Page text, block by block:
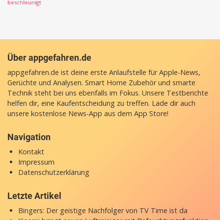
beschleunigt
Über appgefahren.de
appgefahren.de ist deine erste Anlaufstelle für Apple-News,
Gerüchte und Analysen. Smart Home Zubehör und smarte
Technik steht bei uns ebenfalls im Fokus. Unsere Testberichte
helfen dir, eine Kaufentscheidung zu treffen. Lade dir auch
unsere kostenlose News-App aus dem App Store!
Navigation
Kontakt
Impressum
Datenschutzerklärung
Letzte Artikel
Bingers: Der geistige Nachfolger von TV Time ist da